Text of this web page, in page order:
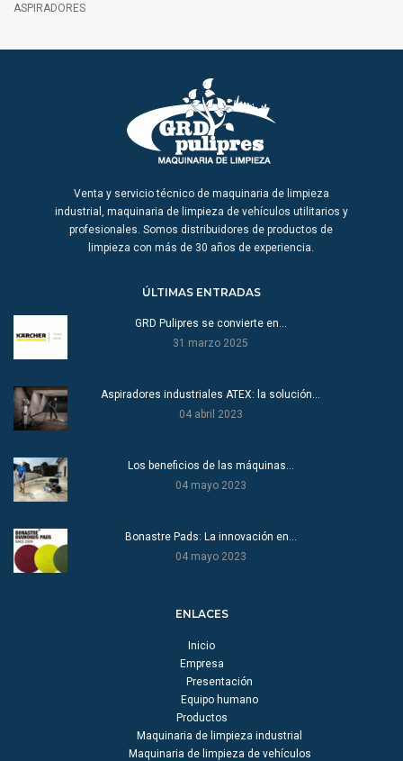
ASPIRADORES
Venta y servicio técnico de maquinaria de limpieza
industrial, maquinaria de limpieza de vehículos utilitarios y
profesionales. Somos distribuidores de productos de
limpieza con más de 30 años de experiencia.
ÚLTIMAS ENTRADAS
GRD Pulipres se convierte en…
31 marzo 2025
Aspiradores industriales ATEX: la solución…
04 abril 2023
Los beneficios de las máquinas…
04 mayo 2023
Bonastre Pads: La innovación en…
04 mayo 2023
ENLACES
Inicio
Empresa
Presentación
Equipo humano
Productos
Maquinaria de limpieza industrial
Maquinaria de limpieza de vehículos